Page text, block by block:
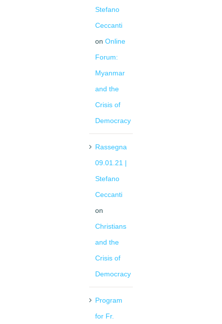
Stefano
Ceccanti
on Online
Forum:
Myanmar
and the
Crisis of
Democracy
Rassegna
09.01.21 |
Stefano
Ceccanti
on
Christians
and the
Crisis of
Democracy
Program
for Fr.